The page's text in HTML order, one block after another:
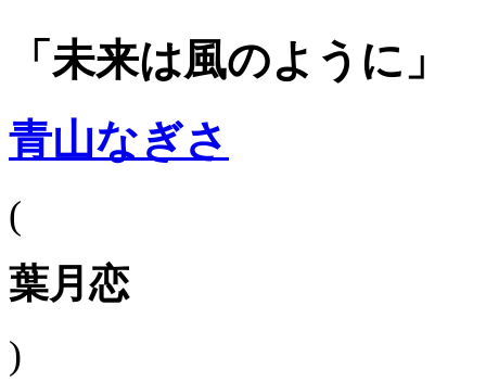
「未来は風のように」
青山なぎさ
(
葉月恋
)